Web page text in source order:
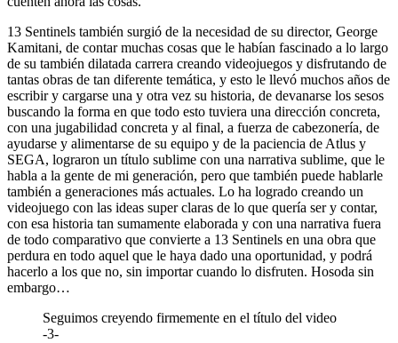
13 Sentinels también surgió de la necesidad de su director, George
Kamitani, de contar muchas cosas que le habían fascinado a lo largo
de su también dilatada carrera creando videojuegos y disfrutando de
tantas obras de tan diferente temática, y esto le llevó muchos años de
escribir y cargarse una y otra vez su historia, de devanarse los sesos
buscando la forma en que todo esto tuviera una dirección concreta,
con una jugabilidad concreta y al final, a fuerza de cabezonería, de
ayudarse y alimentarse de su equipo y de la paciencia de Atlus y
SEGA, lograron un título sublime con una narrativa sublime, que le
habla a la gente de mi generación, pero que también puede hablarle
también a generaciones más actuales. Lo ha logrado creando un
videojuego con las ideas super claras de lo que quería ser y contar,
con esa historia tan sumamente elaborada y con una narrativa fuera
de todo comparativo que convierte a 13 Sentinels en una obra que
perdura en todo aquel que le haya dado una oportunidad, y podrá
hacerlo a los que no, sin importar cuando lo disfruten. Hosoda sin
embargo…
Seguimos creyendo firmemente en el título del video
-3-